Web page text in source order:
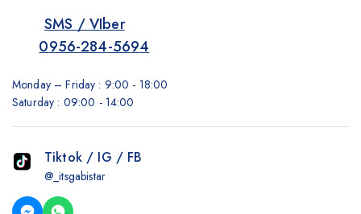
SMS / VIber
0956-284-5694
Monday – Friday : 9:00 - 18:00
Saturday : 09:00 - 14:00
Tiktok / IG / FB
@_itsgabistar